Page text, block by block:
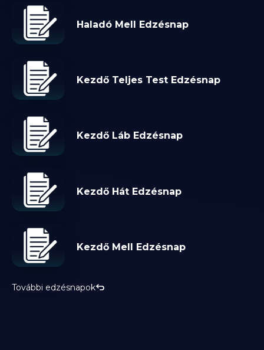
Haladó Mell Edzésnap
Kezdő Teljes Test Edzésnap
Kezdő Láb Edzésnap
Kezdő Hát Edzésnap
Kezdő Mell Edzésnap
További edzésnapok